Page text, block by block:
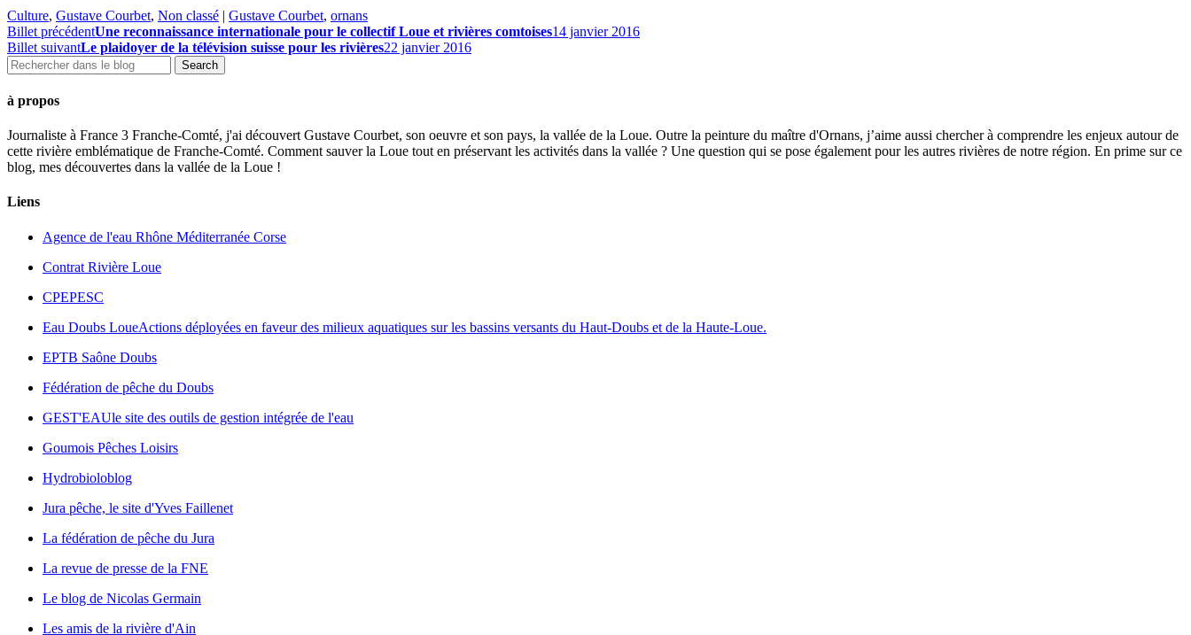
Culture, Gustave Courbet, Non classé | Gustave Courbet, ornans
Billet précédentUne reconnaissance internationale pour le collectif Loue et rivières comtoises14 janvier 2016
Billet suivantLe plaidoyer de la télévision suisse pour les rivières22 janvier 2016
à propos
Journaliste à France 3 Franche-Comté, j'ai découvert Gustave Courbet, son oeuvre et son pays, la vallée de la Loue. Outre la peinture du maître d'Ornans, j’aime aussi chercher à comprendre les enjeux autour de
cette rivière emblématique de Franche-Comté. Comment sauver la Loue tout en préservant les activités dans la vallée ? Une question qui se pose également pour les autres rivières de notre région. En prime sur ce
blog, mes découvertes dans la vallée de la Loue !
Liens
Agence de l'eau Rhône Méditerranée Corse
Contrat Rivière Loue
CPEPESC
Eau Doubs LoueActions déployées en faveur des milieux aquatiques sur les bassins versants du Haut-Doubs et de la Haute-Loue.
EPTB Saône Doubs
Fédération de pêche du Doubs
GEST'EAUle site des outils de gestion intégrée de l'eau
Goumois Pêches Loisirs
Hydrobioloblog
Jura pêche, le site d'Yves Faillenet
La fédération de pêche du Jura
La revue de presse de la FNE
Le blog de Nicolas Germain
Les amis de la rivière d'Ain